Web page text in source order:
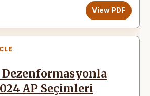
View PDF
Dezenformasyonla
AP Seçimleri